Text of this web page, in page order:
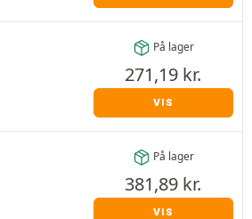
På lager
271,19 kr.
VIS
På lager
381,89 kr.
VIS